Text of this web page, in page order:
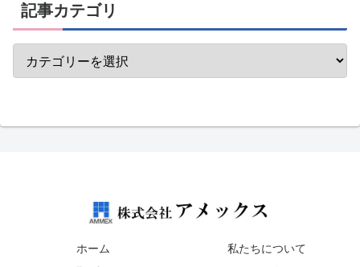
記事カテゴリ
ホーム
私たちについて